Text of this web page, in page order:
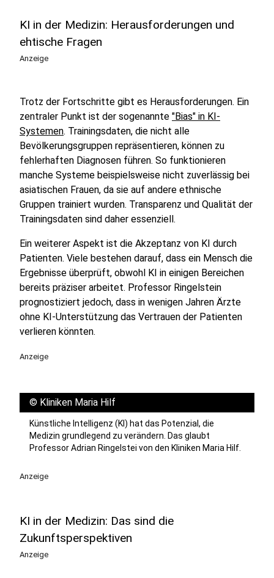
KI in der Medizin: Herausforderungen und
ehtische Fragen
Anzeige
Trotz der Fortschritte gibt es Herausforderungen. Ein
zentraler Punkt ist der sogenannte "Bias" in KI-
Systemen. Trainingsdaten, die nicht alle
Bevölkerungsgruppen repräsentieren, können zu
fehlerhaften Diagnosen führen. So funktionieren
manche Systeme beispielsweise nicht zuverlässig bei
asiatischen Frauen, da sie auf andere ethnische
Gruppen trainiert wurden. Transparenz und Qualität der
Trainingsdaten sind daher essenziell.
Ein weiterer Aspekt ist die Akzeptanz von KI durch
Patienten. Viele bestehen darauf, dass ein Mensch die
Ergebnisse überprüft, obwohl KI in einigen Bereichen
bereits präziser arbeitet. Professor Ringelstein
prognostiziert jedoch, dass in wenigen Jahren Ärzte
ohne KI-Unterstützung das Vertrauen der Patienten
verlieren könnten.
Anzeige
© Kliniken Maria Hilf
Künstliche Intelligenz (KI) hat das Potenzial, die
Medizin grundlegend zu verändern. Das glaubt
Professor Adrian Ringelstei von den Kliniken Maria Hilf.
Anzeige
KI in der Medizin: Das sind die
Zukunftsperspektiven
Anzeige